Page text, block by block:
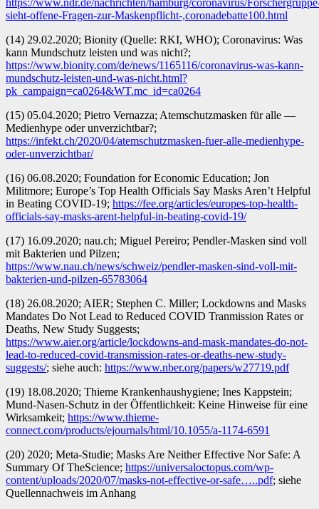
sieht-offene-Fragen-zur-Maskenpflicht-,coronadebatte100.html
(14) 29.02.2020; Bionity (Quelle: RKI, WHO); Coronavirus: Was
kann Mundschutz leisten und was nicht?;
https://www.bionity.com/de/news/1165116/coronavirus-was-kann-
mundschutz-leisten-und-was-nicht.html?
pk_campaign=ca0264&WT.mc_id=ca0264
(15) 05.04.2020; Pietro Vernazza; Atemschutzmasken für alle —
Medienhype oder unverzichtbar?;
https://infekt.ch/2020/04/atemschutzmasken-fuer-alle-medienhype-
oder-unverzichtbar/
(16) 06.08.2020; Foundation for Economic Education; Jon
Militmore; Europe’s Top Health Officials Say Masks Aren’t Helpful
in Beating COVID-19; https://fee.org/articles/europes-top-health-
officials-say-masks-arent-helpful-in-beating-covid-19/
(17) 16.09.2020; nau.ch; Miguel Pereiro; Pendler-Masken sind voll
mit Bakterien und Pilzen;
https://www.nau.ch/news/schweiz/pendler-masken-sind-voll-mit-
bakterien-und-pilzen-65783064
(18) 26.08.2020; AIER; Stephen C. Miller; Lockdowns and Masks
Mandates Do Not Lead to Reduced COVID Tranmission Rates or
Deaths, New Study Suggests;
https://www.aier.org/article/lockdowns-and-mask-mandates-do-not-
lead-to-reduced-covid-transmission-rates-or-deaths-new-study-
suggests/; siehe auch: https://www.nber.org/papers/w27719.pdf
(19) 18.08.2020; Thieme Krankenhaushygiene; Ines Kappstein;
Mund-Nasen-Schutz in der Öffentlichkeit: Keine Hinweise für eine
Wirksamkeit; https://www.thieme-
connect.com/products/ejournals/html/10.1055/a-1174-6591
(20) 2020; Meta-Studie; Masks Are Neither Effective Nor Safe: A
Summary Of TheScience; https://universaloctopus.com/wp-
content/uploads/2020/07/masks-not-effective-or-safe…..pdf; siehe
Quellennachweis im Anhang